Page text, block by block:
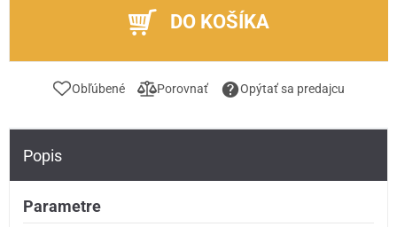
DO KOŠÍKA
Obľúbené Porovnať Opýtať sa predajcu
Popis
Parametre